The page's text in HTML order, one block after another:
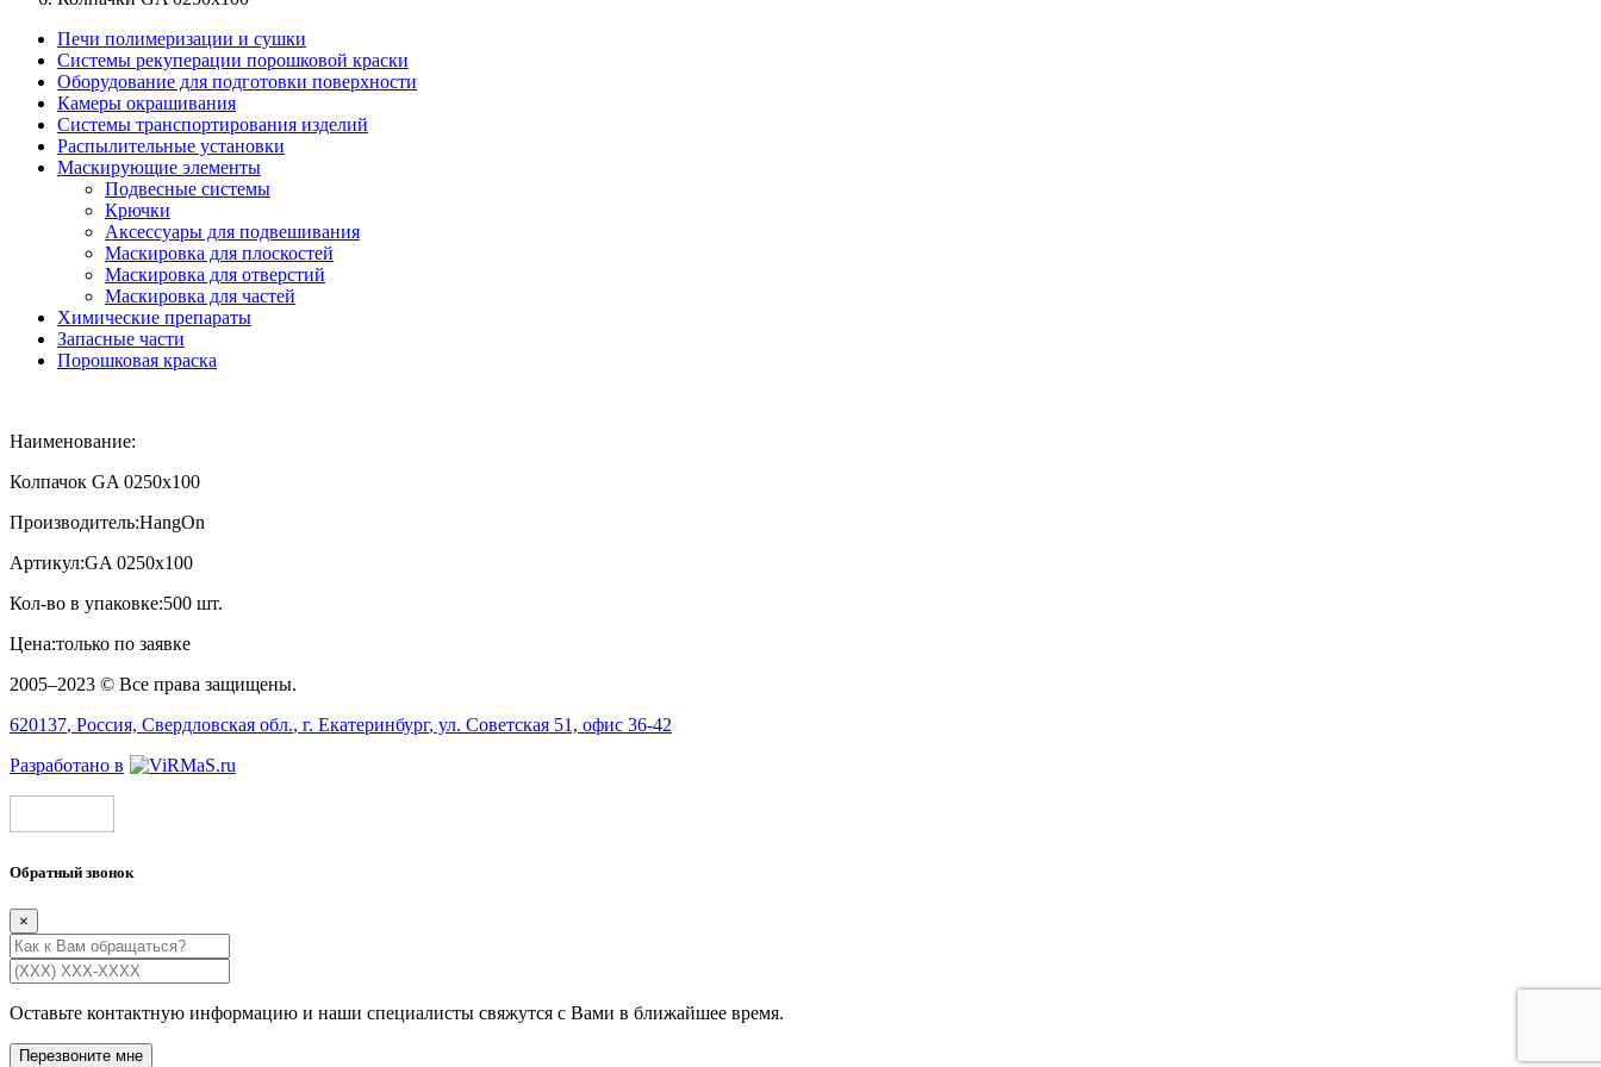
Печи полимеризации и сушки
Системы рекуперации порошковой краски
Оборудование для подготовки поверхности
Камеры окрашивания
Системы транспортирования изделий
Распылительные установки
Маскирующие элементы
Подвесные системы
Крючки
Аксессуары для подвешивания
Маскировка для плоскостей
Маскировка для отверстий
Маскировка для частей
Химические препараты
Запасные части
Порошковая краска
Наименование:
Колпачок GA 0250х100
Производитель:HangOn
Артикул:GA 0250х100
Кол-во в упаковке:500 шт.
Цена:только по заявке
2005–2023 © Все права защищены.
620137, Россия, Свердловская обл., г. Екатеринбург, ул. Советская 51, офис 36-42
Разработано в
Обратный звонок
×
Оставьте контактную информацию и наши специалисты свяжутся с Вами в ближайшее время.
Перезвоните мне